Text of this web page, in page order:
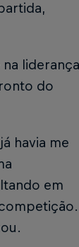
liderança
do
havia me
em